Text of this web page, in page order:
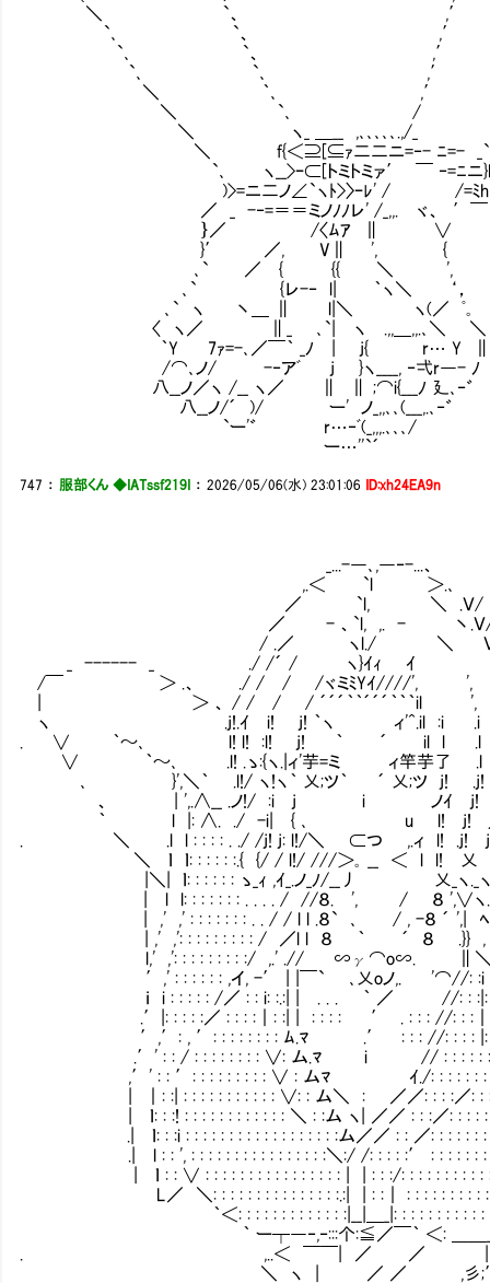
＼ `、 ,′
`､ `、 ,′
`､ `、 ,′
`､ `､ ,′
＼ ｀､ ,′
＼ `､ / ､
＼ ヽ_ ＿__ ,､､､､､.,/_
＼ f{＜⊇[⊆ｧ二二ニ=‐- ﾆ=- _`
`､ ヽ__>ｰ⊂[トミトミァ′ ￣ ‐=
)>=ニ二ノ∠`ヽﾄ>〉ｰﾚ' / /=ﾐh､
／ _ -‐=＝＝ミノﾉﾉレ' /_,,.
｝／ /〈ﾑｱ ∥ ∨
}′ ／, V∥ ', {
､` ／ { {{ ＼ ',
､` {レ-‐ l| ｀ヽ＼ ‘，
､` ヽ 丶＿ ∥ l|＼ ヽ(／ ﾟ｡
〈 ヽ／ ∥_ ､`| ヽ .,,＿,,.､＼ ＼
｀Y 7ｧ=-､／￣｀ _ﾉ | j{ r… Y
/⌒､ノ/ ∟-‐アﾞ j }ヽ____, ‐弌r―- ﾉ
八__ノ／ヽ /__ ヽ／ ∥ ∥ ;⌒i{___ﾉ 廴､‐゛
八__ノ/´ )/ ー' ノ_,,､､(___,.､‐゛
`ー'゛ r…‐ﾞ(_,,,.､､､/
ー…''`´
747 ： 服部くん ◆IATssf219I ：2026/05/06(水) 23:01:06 ID:xh24EA9n
_...-―､,―‐-...、
,.＜ `l ＞.､
／ `l, ＼ .Ｖ/
／ - 、`l, ,. - 丶.Ｖ
/ .／ ヽl./ ＼ Ｖ ./ . _
_ ------ _ ./ /´ / ヽ}ｲｨ ｲ
/￣ ＞ .、 ./ / / /ヾミﾐYｲ////
| ＞ 、 / / / / ´´´｀｀´´´｀｀｀
ヽ .j!.ｲ i! j! ｀ヽ ィ'^.il :i .i
. ∨ ｀～､ l! l! :l! j! ｀ ´ il l
∨ ｀～､ .l! .ゝ:{ヽ.|ィ'芋=ミ ィ竿
､ }',＼｀ .l!/ ヽ!ヽ｀ 乂;ツ｀ ´ 乂;ツ
、 | ',.∧__ .ノ!/ :i j i ノｲ
｀ l |: ∧. ./ -i| { ､ u l! j! j!′ ′
. ＼ .l l : : : : . ./ /j! j: l!/＼ ⊂つ ,.ィ l!
＼ ｌ ｌ: : : : : :.{ {/ / l!/ ///＞｡ __ ＜ l l! 乂
|＼| ｌ: : : : : : ゝ_ｨ ,ｲ_.ノ_ﾉ/__丿 乂_ヽ._ヽ_
| l l: : : : : : : . . . . / //８. ', / ８ ',∨ヽ. :
| ,' ,' : : : : : : : . . / / l l .８` ､ / , -８ ´ ',|
| ,' ,': : : : : : : : : / ／l l ８ ｀ ´ ８ .}} , ﾍ
l,' ,': : : : : : : : :/ ,.' .// ∽γ⌒o∽. ∥＼ ﾍ
′,' : : : : : : ,イ, -′ | |￣` ､乂oノ,. '⌒//: :i :
ｉ i : : : : : /／ : : i: :.:| | . . . ｀ ／ //: : :|: : :
.′|: : : : :／ : : : :｜: :| | : : : : ′ . : : : //: : :｜: : : :
′,′: , ′: : : : : : : : ﾑ.ﾏ .′ : : : //: : : : |: : : : : :
.′' : : / : : : : : : : : ∨: ム.ﾏ i // : : : : : : : : : :
,′' : : ′: : : : : : : : : ∨ : ムﾏ ￤ ｲ./: : : : : : : : : : :
| ｜: :| : : : : : : : : : : : ∨: : ム＼ : ／／: : : :／: : : : : : :
| ｌ: : :! : : : : : : : : : : : : ＼ : :ム ヽ| ／／ : : :／: : : : : : :
.| ｌ: : :i : : : : : : : : : : : : : : : : : :ム／／ : : ／: : : : : : : : :
.| l : : ', : : : : : : : : : : : : : : : :＼:/ /: : : : :′ : : : : : : : :
| ｌ : : ∨ : : : : : : : : : : : : : : : : | | : : :/: : : : : : : : : : :
∟ L／ ＼: : : : : : : : : : : : : : :.:| | : :｜ : : : : : : : : : : :
｀＜: : : : : : : : : : : : :|__|＿_|: : : : : : : : : : : : :
｀ ー┬―‐,‐:::个:≦／￣｀ ＜: ＿＿_::
. ,..＜ ￣￣| ／ ／ |
＼ ヽ | Ⅳ ／ ／ ,彡